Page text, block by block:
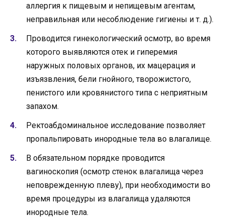
аллергия к пищевым и непищевым агентам,
неправильная или несоблюдение гигиены и т. д.).
Проводится гинекологический осмотр, во время
которого выявляются отек и гиперемия
наружных половых органов, их мацерация и
изъязвления, бели гнойного, творожистого,
пенистого или кровянистого типа с неприятным
запахом.
Ректоабдоминальное исследование позволяет
пропальпировать инородные тела во влагалище.
В обязательном порядке проводится
вагиноскопия (осмотр стенок влагалища через
неповрежденную плеву), при необходимости во
время процедуры из влагалища удаляются
инородные тела.